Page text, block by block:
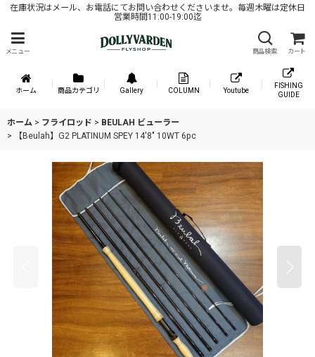
在庫状況はメール、お電話にてお問い合わせくださいませ。毎週木曜は定休日
営業時間11:00-19:00迄
メニュー 商品検索 カート
ホーム 商品カテゴリ Gallery COLUMN Youtube
FISHING
GUIDE
ホーム > フライロッド > BEULAH ビューラー
>
【Beulah】G2 PLATINUM SPEY 14'8" 10WT 6pc